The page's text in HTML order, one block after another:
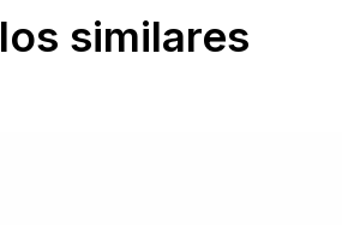
similares